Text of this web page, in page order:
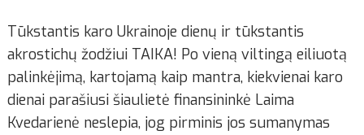
Tūkstantis karo Ukrainoje dienų ir tūkstantis
akrostichų žodžiui TAIKA! Po vieną viltingą eiliuotą
palinkėjimą, kartojamą kaip mantra, kiekvienai karo
dienai parašiusi šiaulietė finansininkė Laima
Kvedarienė neslepia, jog pirminis jos sumanymas